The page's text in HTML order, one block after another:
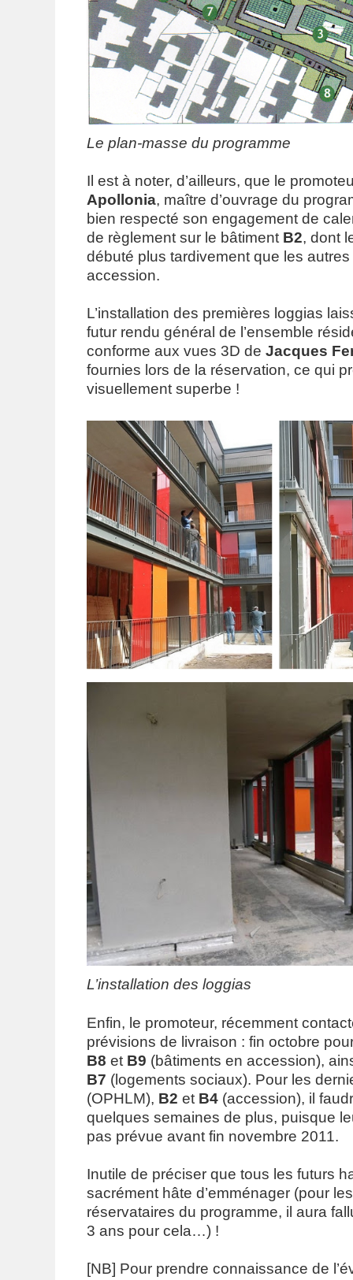
Le plan-masse du programme
Il est à noter, d’ailleurs, que le
Apollonia, maître d’ouvrage du
bien respecté son engagement de
de règlement sur le bâtiment B2, dont
débuté plus tardivement que les
accession.
L’installation des premières loggias
futur rendu général de l’ensemble
conforme aux vues 3D de Jacques
fournies lors de la réservation, ce qui
visuellement superbe !
L’installation des loggias
Enfin, le promoteur, récemment
prévisions de livraison : fin octobre
B8 et B9 (bâtiments en accession),
B7 (logements sociaux). Pour les
(OPHLM), B2 et B4 (accession), il
quelques semaines de plus, puisque
pas prévue avant fin novembre 2011.
Inutile de préciser que tous les futurs
sacrément hâte d’emménager (pour
réservataires du programme, il aura
3 ans pour cela…) !
[NB] Pour prendre connaissance de